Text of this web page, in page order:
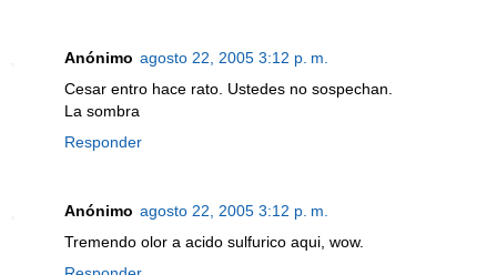
Anónimo agosto 22, 2005 3:12 p. m.
Cesar entro hace rato. Ustedes no sospechan.
La sombra
Responder
Anónimo agosto 22, 2005 3:12 p. m.
Tremendo olor a acido sulfurico aqui, wow.